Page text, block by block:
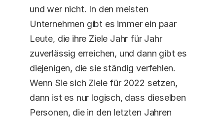
und wer nicht. In den meisten
Unternehmen gibt es immer ein paar
Leute, die ihre Ziele Jahr für Jahr
zuverlässig erreichen, und dann gibt es
diejenigen, die sie ständig verfehlen.
Wenn Sie sich Ziele für 2022 setzen,
dann ist es nur logisch, dass dieselben
Personen, die in den letzten Jahren